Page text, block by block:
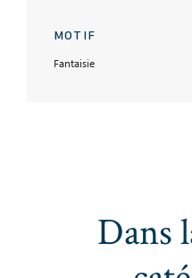
MOTIF
Fantaisie
Dans